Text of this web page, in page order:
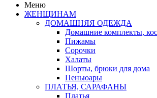
Меню
ЖЕНЩИНАМ
ДОМАШНЯЯ ОДЕЖДА
Домашние комплекты,
Пижамы
Сорочки
Халаты
Шорты, брюки для дома
Пеньюары
ПЛАТЬЯ, САРАФАНЫ
Платья